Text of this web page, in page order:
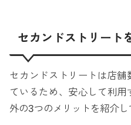
セカンドストリート
セカンドストリートは店
ているため、安心して利
外の3つのメリットを紹介し